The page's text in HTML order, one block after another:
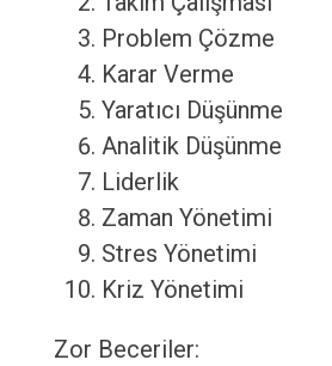
Problem Çözme
Karar Verme
Yaratıcı Düşünme
Analitik Düşünme
Liderlik
Zaman Yönetimi
Stres Yönetimi
Kriz Yönetimi
Zor Beceriler: